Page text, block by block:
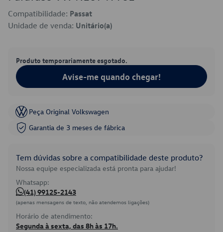
Compatibilidade: Passat
Unidade de venda: Unitário(a)
Produto temporariamente esgotado.
Avise-me quando chegar!
Peça Original Volkswagen
Garantia de 3 meses de fábrica
Tem dúvidas sobre a compatibilidade deste produto?
Nossa equipe especializada está pronta para ajudar!
Whatsapp:
(41) 99125-2143
(apenas mensagens de texto, não atendemos ligações)
Horário de atendimento:
Segunda à sexta, das 8h às 17h.